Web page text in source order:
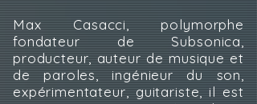
Max Casacci, polymorphe
fondateur de Subsonica,
producteur, auteur de musique et
de paroles, ingénieur du son,
expérimentateur, guitariste, il est